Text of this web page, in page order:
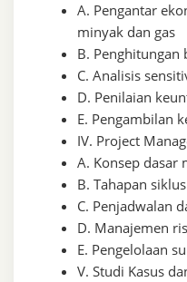
A. Pengantar
minyak dan gas
B. Penghitungan
C. Analisis
D. Penilaian
E. Pengambilan
IV. Project
A. Konsep dasar
B. Tahapan
C. Penjadwalan
D. Manajemen
E. Pengelolaan
V. Studi Kasus